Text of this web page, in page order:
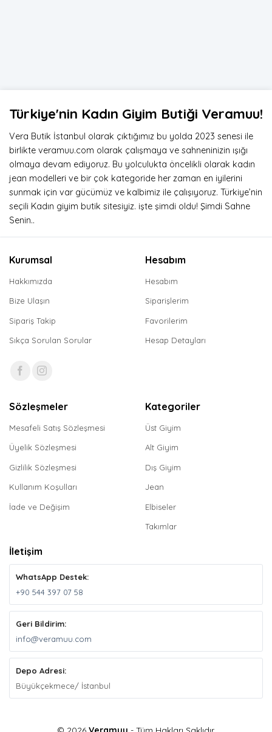
Türkiye'nin Kadın Giyim Butiği Veramuu!
Vera Butik İstanbul olarak çıktığımız bu yolda 2023 senesi ile
birlikte veramuu.com olarak çalışmaya ve sahneninizin ışığı
olmaya devam ediyoruz. Bu yolculukta öncelikli olarak kadın
jean modelleri ve bir çok kategoride her zaman en iyilerini
sunmak için var gücümüz ve kalbimiz ile çalışıyoruz. Türkiye’nin
seçili Kadın giyim butik sitesiyiz. işte şimdi oldu! Şimdi Sahne
Senin..
Kurumsal
Hakkımızda
Bize Ulaşın
Sipariş Takip
Sıkça Sorulan Sorular
Hesabım
Hesabım
Siparişlerim
Favorilerim
Hesap Detayları
Sözleşmeler
Mesafeli Satış Sözleşmesi
Üyelik Sözleşmesi
Gizlilik Sözleşmesi
Kullanım Koşulları
İade ve Değişim
Kategoriler
Üst Giyim
Alt Giyim
Dış Giyim
Jean
Elbiseler
Takımlar
İletişim
WhatsApp Destek:
+90 544 397 07 58
Geri Bildirim:
info@veramuu.com
Depo Adresi:
Büyükçekmece/ İstanbul